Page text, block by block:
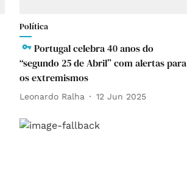
Política
Portugal celebra 40 anos do
“segundo 25 de Abril” com alertas para
os extremismos
Leonardo Ralha 12 Jun 2025